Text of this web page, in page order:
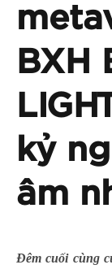
BXH
kỷ
âm
Đêm cuối cùng